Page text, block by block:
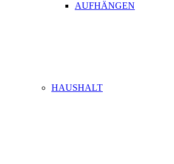
AUFHÄNGEN
HAUSHALT